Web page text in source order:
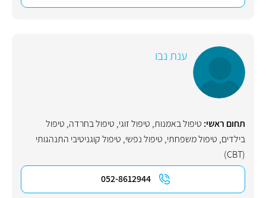
ענת נבו
תחום ראשי: טיפול באמנות, טיפול זוגי, טיפול בחרדה, טיפול
בילדים, טיפול משפחתי, טיפול נפשי, טיפול קוגניטיבי התנהגותי
(CBT)
052-8612944